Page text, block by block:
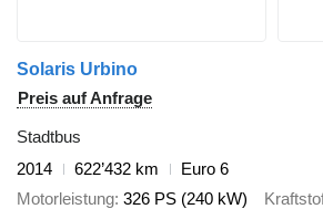
Solaris Urbino
Preis auf Anfrage
Stadtbus
2014
622’432 km
Euro 6
Motorleistung 326 PS (240 kW)